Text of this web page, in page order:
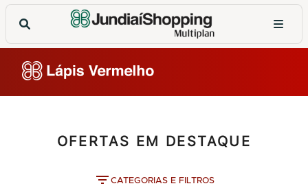
OFERTAS EM DESTAQUE
CATEGORIAS E FILTROS